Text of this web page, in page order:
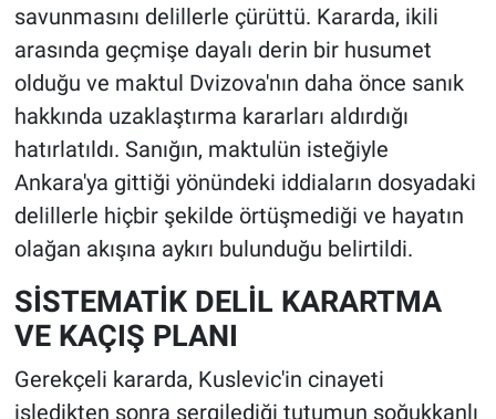
savunmasını delillerle çürüttü. Kararda, ikili
arasında geçmişe dayalı derin bir husumet
olduğu ve maktul Dvizova'nın daha önce sanık
hakkında uzaklaştırma kararları aldırdığı
hatırlatıldı. Sanığın, maktulün isteğiyle
Ankara'ya gittiği yönündeki iddiaların dosyadaki
delillerle hiçbir şekilde örtüşmediği ve hayatın
olağan akışına aykırı bulunduğu belirtildi.
SİSTEMATİK DELİL KARARTMA
VE KAÇIŞ PLANI
Gerekçeli kararda, Kuslevic'in cinayeti
işledikten sonra sergilediği tutumun soğukkanlı